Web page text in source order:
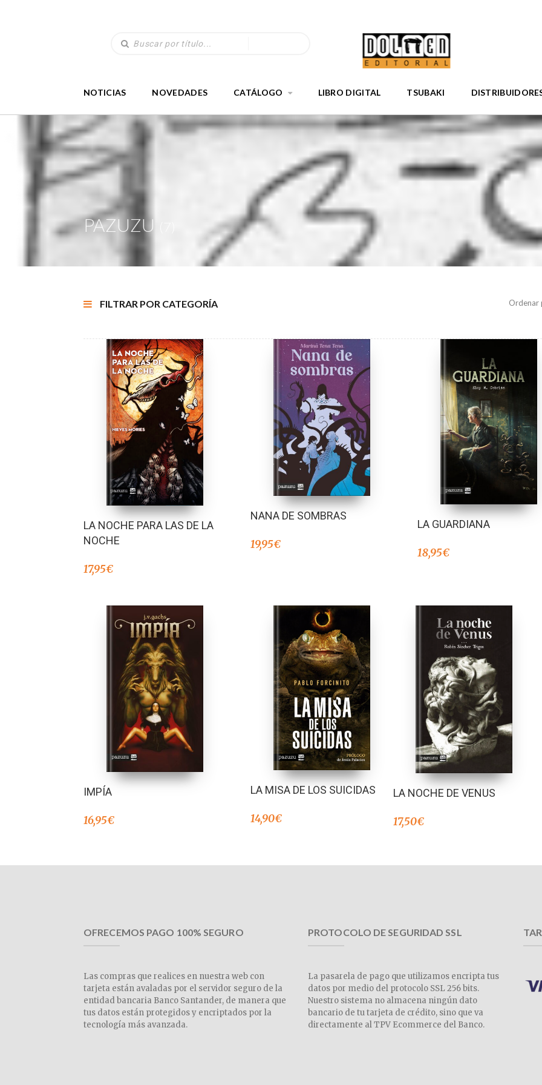
NOTICIAS NOVEDADES CATÁLOGO LIBRO DIGITAL TSUBAKI
PAZUZU
FILTRAR POR CATEGORÍA Ordenar
LA NOCHE PARA LAS DE LA
NOCHE
17,95€
NANA DE SOMBRAS
19,95€
LA GUARDIANA
18,95€
IMPÍA
16,95€
LA MISA DE LOS SUICIDAS
14,90€
LA NOCHE DE VENUS
17,50€
OFRECEMOS PAGO 100% SEGURO
Las compras que realices en nuestra web con
tarjeta están avaladas por el servidor seguro de la
entidad bancaria Banco Santander, de manera que
tus datos están protegidos y encriptados por la
tecnología más avanzada.
PROTOCOLO DE SEGURIDAD SSL
La pasarela de pago que utilizamos encripta tus
datos por medio del protocolo SSL 256 bits.
Nuestro sistema no almacena ningún dato
bancario de tu tarjeta de crédito, sino que va
directamente al TPV Ecommerce del Banco.